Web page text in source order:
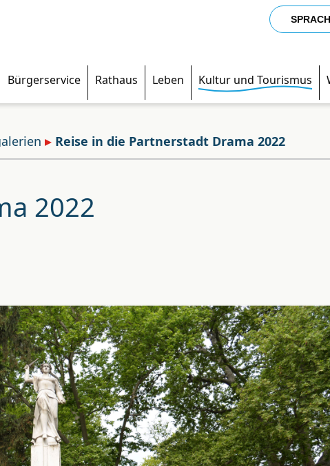
Bürgerservice Rathaus Leben Kultur und Tourismus
Reise in die Partnerstadt Drama 2022
2022